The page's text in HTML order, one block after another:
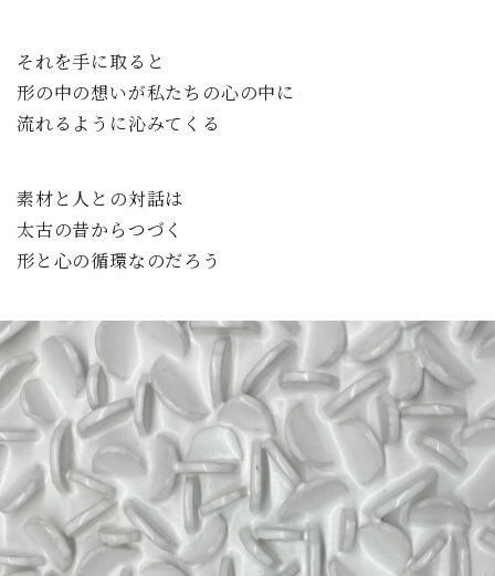
それを手に取ると
形の中の想いが私たちの心の中に
流れるように沁みてくる
素材と人との対話は
太古の昔からつづく
形と心の循環なのだろう